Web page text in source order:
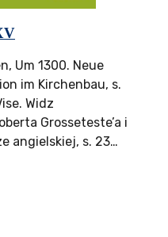
Um 1300. Neue
im Kirchenbau, s.
Widz
Grosseteste’a i
angielskiej, s. 23…